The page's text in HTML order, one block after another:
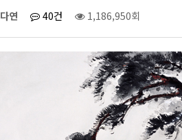
다연 40건 1,186,950회